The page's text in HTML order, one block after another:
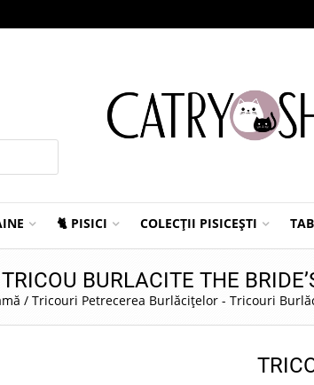
🐈 PISICI COLECȚII PISICEȘTI
TRICOU BURLACITE THE
/ Tricouri Petrecerea Burlăcițelor - Tricouri